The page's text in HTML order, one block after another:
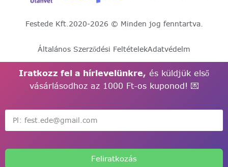
Festede Kft.2020-2026 © Minden jog fenntartva.
Általános Szerződési FeltételekAdatvédelm
Iratkozz fel a hírlevelünkre, és küldjük első
vásárlásodhoz az 1000 Ft-os kuponod! 💌
Feliratkozás